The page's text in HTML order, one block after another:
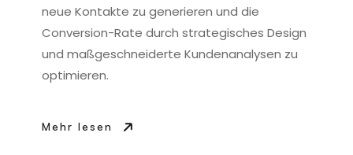
neue Kontakte zu generieren und die
Conversion-Rate durch strategisches Design
und maßgeschneiderte Kundenanalysen zu
optimieren.
Mehr lesen